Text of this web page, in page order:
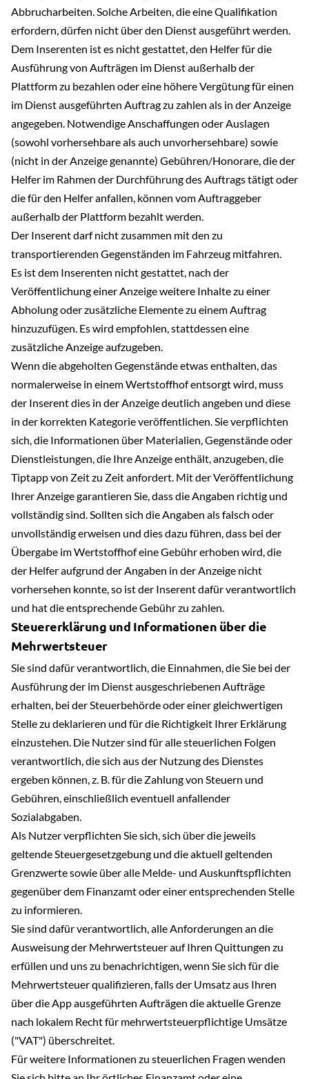
Abbrucharbeiten. Solche Arbeiten, die eine Qualifikation
erfordern, dürfen nicht über den Dienst ausgeführt werden.
Dem Inserenten ist es nicht gestattet, den Helfer für die
Ausführung von Aufträgen im Dienst außerhalb der
Plattform zu bezahlen oder eine höhere Vergütung für einen
im Dienst ausgeführten Auftrag zu zahlen als in der Anzeige
angegeben. Notwendige Anschaffungen oder Auslagen
(sowohl vorhersehbare als auch unvorhersehbare) sowie
(nicht in der Anzeige genannte) Gebühren/Honorare, die der
Helfer im Rahmen der Durchführung des Auftrags tätigt oder
die für den Helfer anfallen, können vom Auftraggeber
außerhalb der Plattform bezahlt werden.
Der Inserent darf nicht zusammen mit den zu
transportierenden Gegenständen im Fahrzeug mitfahren.
Es ist dem Inserenten nicht gestattet, nach der
Veröffentlichung einer Anzeige weitere Inhalte zu einer
Abholung oder zusätzliche Elemente zu einem Auftrag
hinzuzufügen. Es wird empfohlen, stattdessen eine
zusätzliche Anzeige aufzugeben.
Wenn die abgeholten Gegenstände etwas enthalten, das
normalerweise in einem Wertstoffhof entsorgt wird, muss
der Inserent dies in der Anzeige deutlich angeben und diese
in der korrekten Kategorie veröffentlichen. Sie verpflichten
sich, die Informationen über Materialien, Gegenstände oder
Dienstleistungen, die Ihre Anzeige enthält, anzugeben, die
Tiptapp von Zeit zu Zeit anfordert. Mit der Veröffentlichung
Ihrer Anzeige garantieren Sie, dass die Angaben richtig und
vollständig sind. Sollten sich die Angaben als falsch oder
unvollständig erweisen und dies dazu führen, dass bei der
Übergabe im Wertstoffhof eine Gebühr erhoben wird, die
der Helfer aufgrund der Angaben in der Anzeige nicht
vorhersehen konnte, so ist der Inserent dafür verantwortlich
und hat die entsprechende Gebühr zu zahlen.
Steuererklärung und Informationen über die
Mehrwertsteuer
Sie sind dafür verantwortlich, die Einnahmen, die Sie bei der
Ausführung der im Dienst ausgeschriebenen Aufträge
erhalten, bei der Steuerbehörde oder einer gleichwertigen
Stelle zu deklarieren und für die Richtigkeit Ihrer Erklärung
einzustehen. Die Nutzer sind für alle steuerlichen Folgen
verantwortlich, die sich aus der Nutzung des Dienstes
ergeben können, z. B. für die Zahlung von Steuern und
Gebühren, einschließlich eventuell anfallender
Sozialabgaben.
Als Nutzer verpflichten Sie sich, sich über die jeweils
geltende Steuergesetzgebung und die aktuell geltenden
Grenzwerte sowie über alle Melde- und Auskunftspflichten
gegenüber dem Finanzamt oder einer entsprechenden Stelle
zu informieren.
Sie sind dafür verantwortlich, alle Anforderungen an die
Ausweisung der Mehrwertsteuer auf Ihren Quittungen zu
erfüllen und uns zu benachrichtigen, wenn Sie sich für die
Mehrwertsteuer qualifizieren, falls der Umsatz aus Ihren
über die App ausgeführten Aufträgen die aktuelle Grenze
nach lokalem Recht für mehrwertsteuerpflichtige Umsätze
("VAT") überschreitet.
Für weitere Informationen zu steuerlichen Fragen wenden